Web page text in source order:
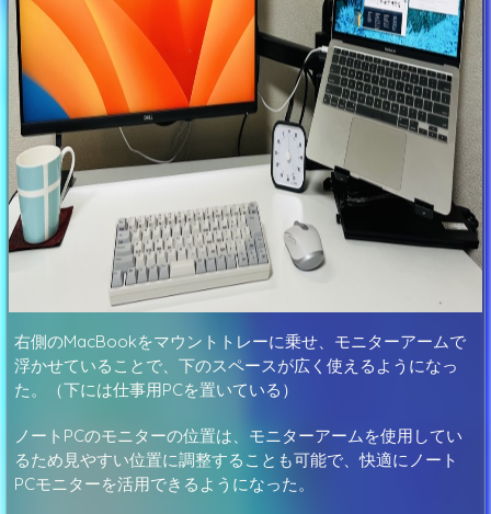
右側のMacBookをマウントトレーに乗せ、モニターアームで
浮かせていることで、下のスペースが広く使えるようになっ
た。（下には仕事用PCを置いている）
ノートPCのモニターの位置は、モニターアームを使用してい
るため見やすい位置に調整することも可能で、快適にノート
PCモニターを活用できるようになった。